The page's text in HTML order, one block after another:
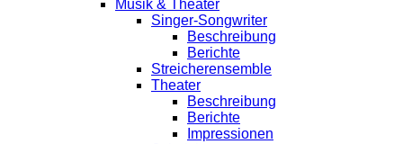
Musik & Theater
Singer-Songwriter
Beschreibung
Berichte
Streicherensemble
Theater
Beschreibung
Berichte
Impressionen